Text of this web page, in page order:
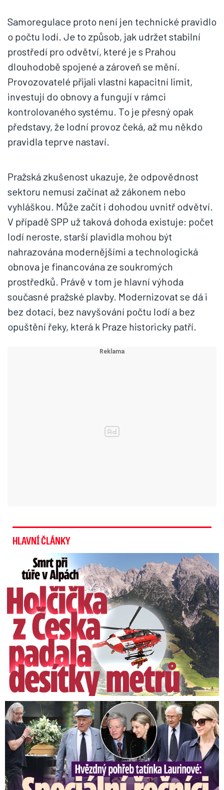
Samoregulace proto není jen technické pravidlo
o počtu lodí. Je to způsob, jak udržet stabilní
prostředí pro odvětví, které je s Prahou
dlouhodobě spojené a zároveň se mění.
Provozovatelé přijali vlastní kapacitní limit,
investují do obnovy a fungují v rámci
kontrolovaného systému. To je přesný opak
představy, že lodní provoz čeká, až mu někdo
pravidla teprve nastaví.
Pražská zkušenost ukazuje, že odpovědnost
sektoru nemusí začínat až zákonem nebo
vyhláškou. Může začít i dohodou uvnitř odvětví.
V případě SPP už taková dohoda existuje: počet
lodí neroste, starší plavidla mohou být
nahrazována modernějšími a technologická
obnova je financována ze soukromých
prostředků. Právě v tom je hlavní výhoda
současné pražské plavby. Modernizovat se dá i
bez dotací, bez navyšování počtu lodí a bez
opuštění řeky, která k Praze historicky patří.
HLAVNÍ ČLÁNKY
Smrt Češky v Alpách: Zemřela při túře s rodiči
Speciální řečníci nad rakví Laurina: Rozbrečeli i dceru